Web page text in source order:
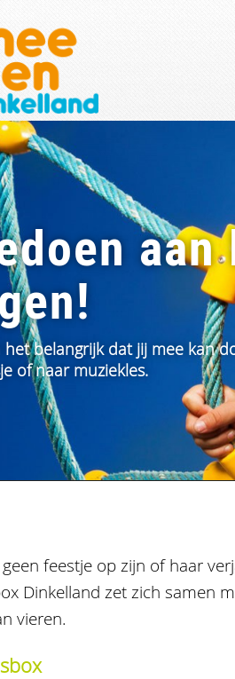
aan
het belangrijk dat jij mee kan
of naar muziekles.
feestje op zijn of haar
Dinkelland zet zich samen
vieren.